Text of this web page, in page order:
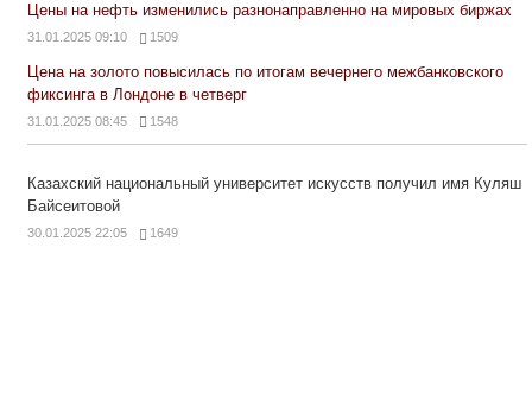
Цены на нефть изменились разнонаправленно на мировых биржах
31.01.2025 09:10 1509
Цена на золото повысилась по итогам вечернего межбанковского
фиксинга в Лондоне в четверг
31.01.2025 08:45 1548
Казахский национальный университет искусств получил имя Куляш
Байсеитовой
30.01.2025 22:05 1649